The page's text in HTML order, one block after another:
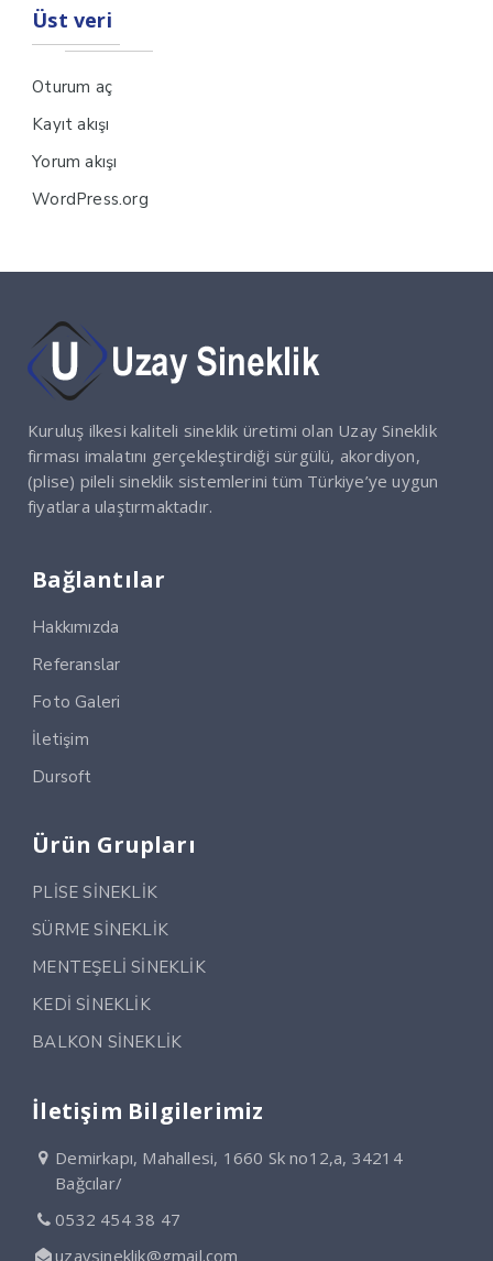
Üst veri
Oturum aç
Kayıt akışı
Yorum akışı
WordPress.org
Kuruluş ilkesi kaliteli sineklik üretimi olan Uzay Sineklik
firması imalatını gerçekleştirdiği sürgülü, akordiyon,
(plise) pileli sineklik sistemlerini tüm Türkiye’ye uygun
fiyatlara ulaştırmaktadır.
Bağlantılar
Hakkımızda
Referanslar
Foto Galeri
İletişim
Dursoft
Ürün Grupları
PLİSE SİNEKLİK
SÜRME SİNEKLİK
MENTEŞELİ SİNEKLİK
KEDİ SİNEKLİK
BALKON SİNEKLİK
İletişim Bilgilerimiz
Demirkapı, Mahallesi, 1660 Sk no12,a, 34214
Bağcılar/
0532 454 38 47
uzaysineklik@gmail.com